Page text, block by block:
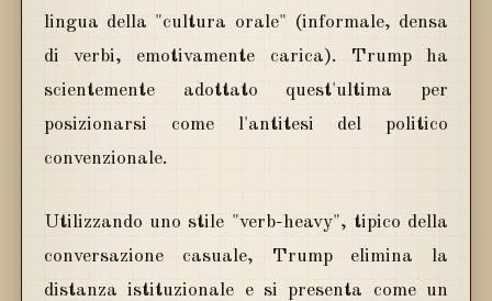
lingua della "cultura orale" (informale, densa
di verbi, emotivamente carica). Trump ha
scientemente adottato quest'ultima per
posizionarsi come l'antitesi del politico
convenzionale.
Utilizzando uno stile "verb-heavy", tipico della
conversazione casuale, Trump elimina la
distanza istituzionale e si presenta come un